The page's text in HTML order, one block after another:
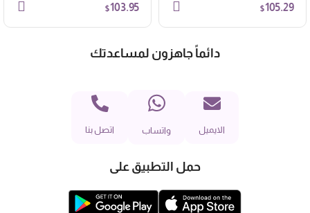
$105.29
$103.95
دائماً جاهزون لمساعدتك
الايميل واتساب اتصل بنا
حمل التطبيق على